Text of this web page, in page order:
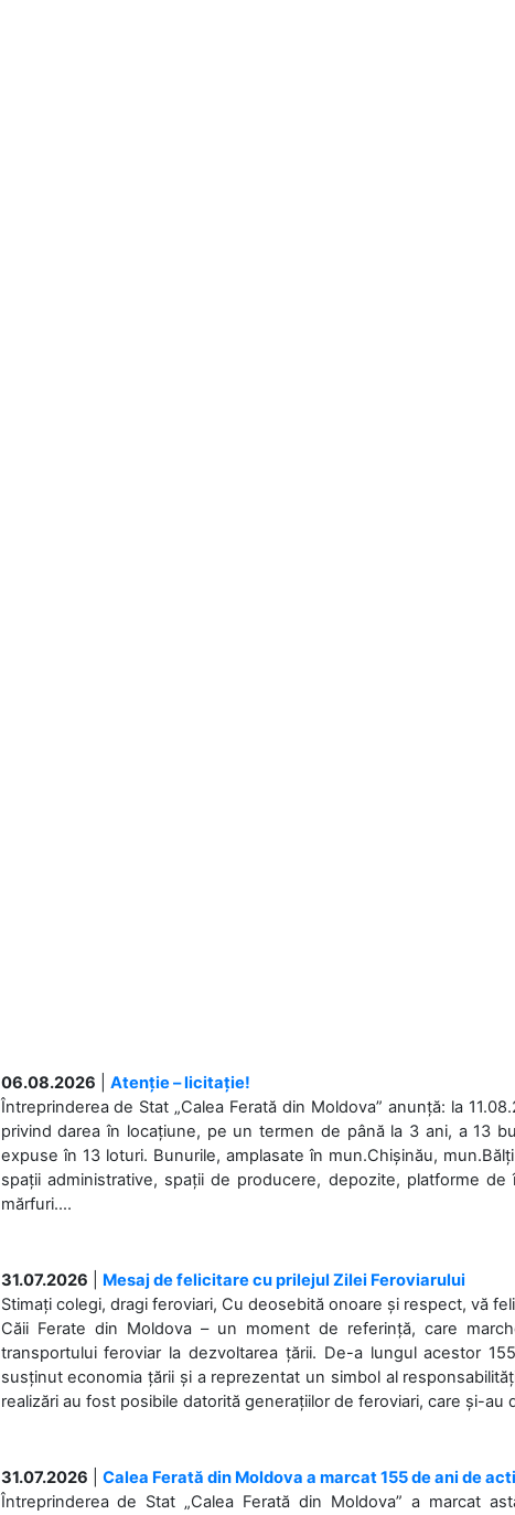
06.08.2026
Atenție – licitație!
Întreprinderea de Stat „Calea Ferată din Moldova” anunță: la
privind darea în locațiune, pe un termen de până la 3 ani, a 13
expuse în 13 loturi. Bunurile, amplasate în mun.Chișinău,
spații administrative, spații de producere, depozite, platforme
mărfuri....
31.07.2026
Mesaj de felicitare cu prilejul Zilei Feroviarului
Stimați colegi, dragi feroviari, Cu deosebită onoare și respect, vă
Căii Ferate din Moldova – un moment de referință, care
transportului feroviar la dezvoltarea țării. De-a lungul acestor
susținut economia țării și a reprezentat un simbol al
realizări au fost posibile datorită generațiilor de feroviari, care și-au
31.07.2026
Calea Ferată din Moldova a marcat 155 de ani de
Întreprinderea de Stat „Calea Ferată din Moldova” a marcat